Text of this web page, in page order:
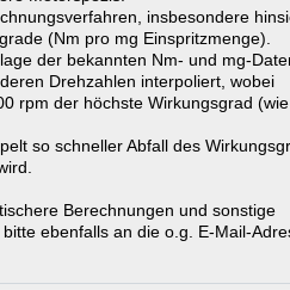
insbesondere
(Nm pro mg Einspritzmenge).
der bekannten Nm- und mg-
Drehzahlen interpoliert, wobei
rpm der höchste Wirkungsgrad
so schneller Abfall des
Berechnungen und sonstige
ebenfalls an die o.g. E-Mail-